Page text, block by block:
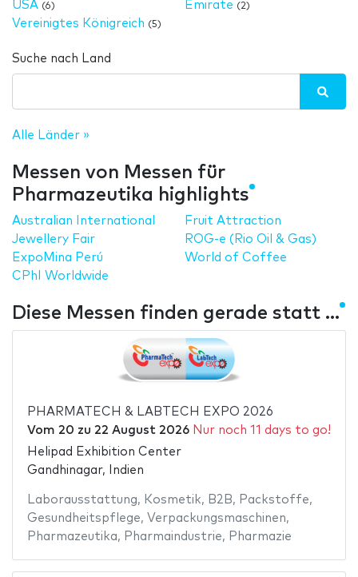
USA (6)
Vereinigtes Königreich (5)
Emirate (2)
Suche nach Land
Alle Länder »
Messen von Messen für
Pharmazeutika highlights
Australian International
Jewellery Fair
ExpoMina Perú
CPhI Worldwide
Fruit Attraction
ROG-e (Rio Oil & Gas)
World of Coffee
Diese Messen finden gerade statt ...
PHARMATECH & LABTECH EXPO 2026
Vom 20 zu 22 August 2026 Nur noch 11 days to go!
Helipad Exhibition Center
Gandhinagar, Indien
Laborausstattung, Kosmetik, B2B, Packstoffe,
Gesundheitspflege, Verpackungsmaschinen,
Pharmazeutika, Pharmaindustrie, Pharmazie